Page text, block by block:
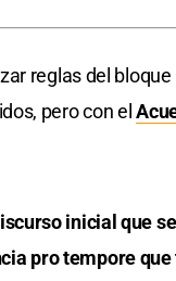
reglas del
pero con el
inicial que
pro tempore que